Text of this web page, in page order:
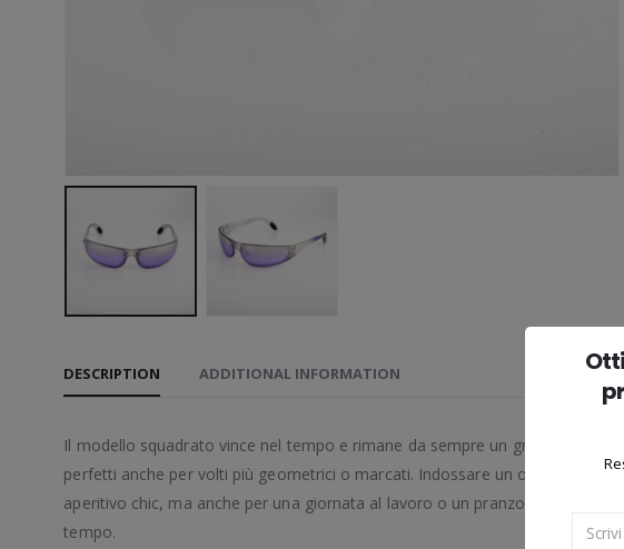
DESCRIPTION ADDITIONAL INFORMATION
Il modello squadrato vince nel tempo e rimane da sempre un grande
perfetti anche per volti più geometrici o marcati. Indossare un occhiale
aperitivo chic, ma anche per una giornata al lavoro o un pranzo
tempo.